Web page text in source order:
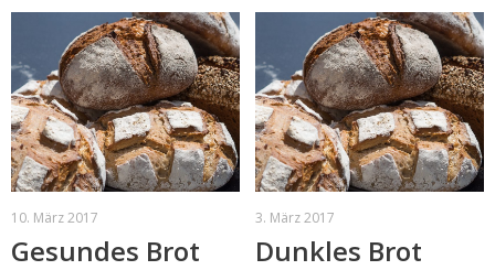
10. März 2017
Gesundes Brot
3. März 2017
Dunkles Brot